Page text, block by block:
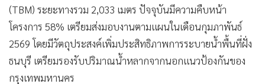
(TBM) ระยะทางรวม 2,033 เมตร ปัจจุบันมีความคืบหน้า
โครงการ 58% เตรียมส่งมอบงานตามแผนในเดือนกุมภาพันธ์
2569 โดยมีวัตถุประสงค์เพิ่มประสิทธิภาพการระบายน้ำพื้นที่ฝั่ง
ธนบุรี เตรียมรองรับปริมาณน้ำหลากจากนอกแนวป้องกันของ
กรุงเทพมหานคร